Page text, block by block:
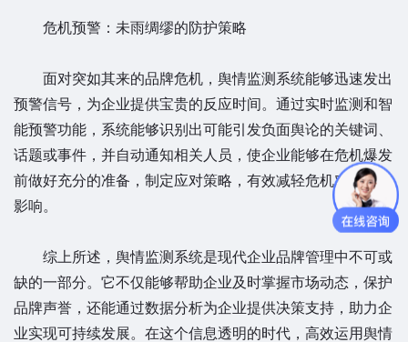
危机预警：未雨绸缪的防护策略
面对突如其来的品牌危机，舆情监测系统能够迅速发出
预警信号，为企业提供宝贵的反应时间。通过实时监测和智
能预警功能，系统能够识别出可能引发负面舆论的关键词、
话题或事件，并自动通知相关人员，使企业能够在危机爆发
前做好充分的准备，制定应对策略，有效减轻危机对品牌的
影响。
综上所述，舆情监测系统是现代企业品牌管理中不可或
缺的一部分。它不仅能够帮助企业及时掌握市场动态，保护
品牌声誉，还能通过数据分析为企业提供决策支持，助力企
业实现可持续发展。在这个信息透明的时代，高效运用舆情